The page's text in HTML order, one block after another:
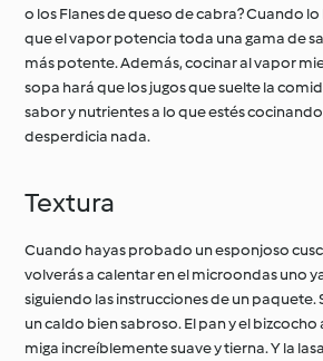
o los Flanes de queso de cabra? Cuando
que el vapor potencia toda una gama de
más potente. Además, cocinar al vapor
sopa hará que los jugos que suelte la
sabor y nutrientes a lo que estés cocinando
desperdicia nada.
Textura
Cuando hayas probado un esponjoso
volverás a calentar en el microondas uno
siguiendo las instrucciones de un paquete.
un caldo bien sabroso. El pan y el
miga increíblemente suave y tierna. Y la